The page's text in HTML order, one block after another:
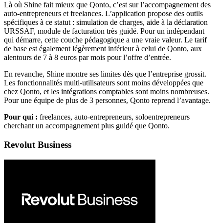
Là où Shine fait mieux que Qonto, c’est sur l’accompagnement des
auto-entrepreneurs et freelances. L’application propose des outils
spécifiques à ce statut : simulation de charges, aide à la déclaration
URSSAF, module de facturation très guidé. Pour un indépendant
qui démarre, cette couche pédagogique a une vraie valeur. Le tarif
de base est également légèrement inférieur à celui de Qonto, aux
alentours de 7 à 8 euros par mois pour l’offre d’entrée.
En revanche, Shine montre ses limites dès que l’entreprise grossit.
Les fonctionnalités multi-utilisateurs sont moins développées que
chez Qonto, et les intégrations comptables sont moins nombreuses.
Pour une équipe de plus de 3 personnes, Qonto reprend l’avantage.
Pour qui : freelances, auto-entrepreneurs, soloentrepreneurs
cherchant un accompagnement plus guidé que Qonto.
Revolut Business